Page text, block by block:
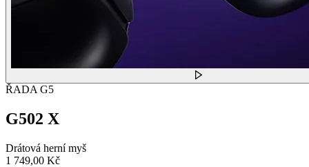
ŘADA G5
G502 X
Drátová herní myš
1 749,00 Kč